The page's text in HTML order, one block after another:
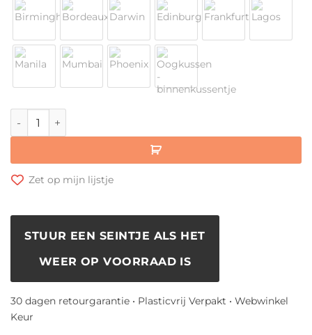
Kusala - Lavendel Oogkussen aantal
Zet op mijn lijstje
STUUR EEN SEINTJE ALS HET
WEER OP VOORRAAD IS
30 dagen retourgarantie • Plasticvrij Verpakt • Webwinkel
Keur